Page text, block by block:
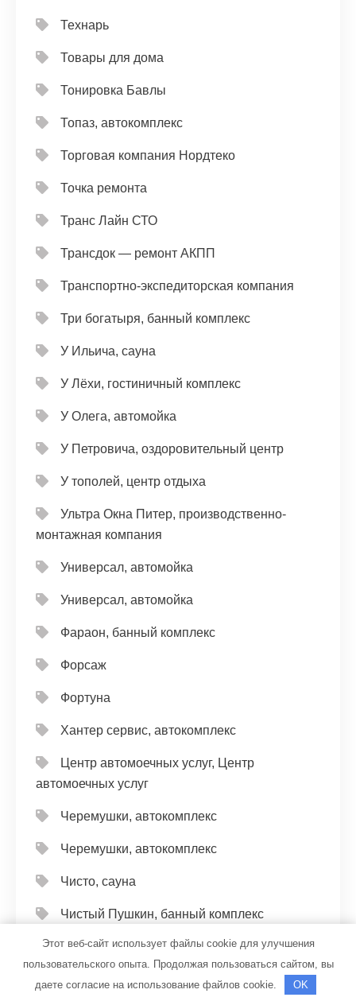
Технарь
Товары для дома
Тонировка Бавлы
Топаз, автокомплекс
Торговая компания Нордтеко
Точка ремонта
Транс Лайн СТО
Трансдок — ремонт АКПП
Транспортно-экспедиторская компания
Три богатыря, банный комплекс
У Ильича, сауна
У Лёхи, гостиничный комплекс
У Олега, автомойка
У Петровича, оздоровительный центр
У тополей, центр отдыха
Ультра Окна Питер, производственно-
монтажная компания
Универсал, автомойка
Универсал, автомойка
Фараон, банный комплекс
Форсаж
Фортуна
Хантер сервис, автокомплекс
Центр автомоечных услуг, Центр
автомоечных услуг
Черемушки, автокомплекс
Черемушки, автокомплекс
Чисто, сауна
Чистый Пушкин, банный комплекс
Чкаловская СТО
Этот веб-сайт использует файлы cookie для улучшения
пользовательского опыта. Продолжая пользоваться сайтом, вы
даете согласие на использование файлов cookie.
OK